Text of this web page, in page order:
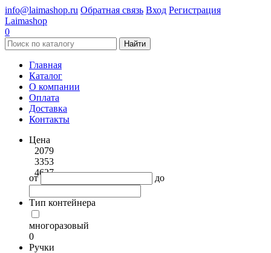
info@laimashop.ru Обратная связь Вход Регистрация
Laimashop
0
Найти
Главная
Каталог
О компании
Оплата
Доставка
Контакты
Цена
2079
3353
4627
от до
Тип контейнера
многоразовый
0
Ручки